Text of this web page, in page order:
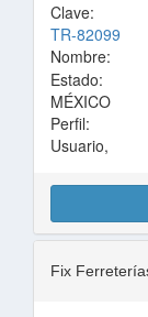
Clave:
TR-82099
Nombre:
Estado:
MÉXICO
Perfil:
Usuario,
Fix